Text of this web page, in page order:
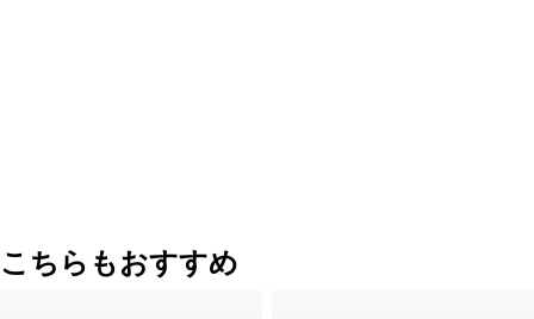
こちらもおすすめ